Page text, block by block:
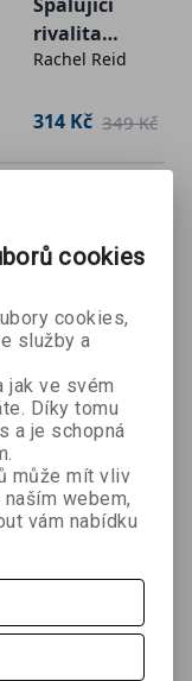
a není určená
rivalita
audiokniha
Rachel Reid
314 Kč 349 Kč
Wágnerem!
romance,
jsou rivalové. Ve
Rozanov tajně
i před ligou.
dovolit, aby jejich
všechno
tak dobrý, až Ilja
Touží po blízkosti
cookies
cookies,
služby a
jak ve svém
Díky tomu
a je schopná
může mít vliv
webem,
vám nabídku